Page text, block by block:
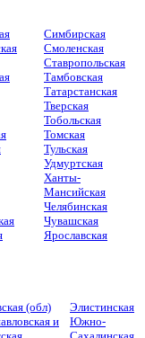
Симбирская
Смоленская
Ставропольская
Тамбовская
Татарстанская
Тверская
Тобольская
Томская
Тульская
Удмуртская
Ханты-
Мансийская
Челябинская
Чувашская
Ярославская
(обл)
и
Элистинская
Южно-